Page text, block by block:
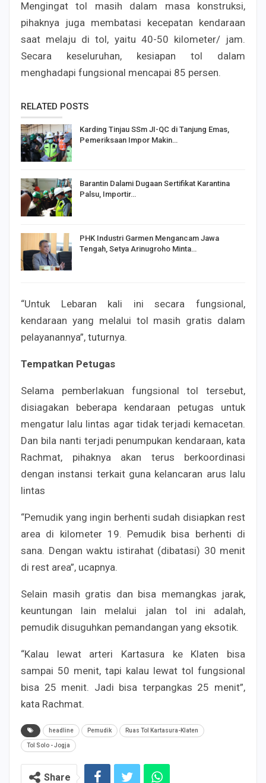
Mengingat tol masih dalam masa konstruksi,
pihaknya juga membatasi kecepatan kendaraan
saat melaju di tol, yaitu 40-50 kilometer/ jam.
Secara keseluruhan, kesiapan tol dalam
menghadapi fungsional mencapai 85 persen.
RELATED POSTS
Karding Tinjau SSm JI-QC di Tanjung Emas,
Pemeriksaan Impor Makin…
Barantin Dalami Dugaan Sertifikat Karantina
Palsu, Importir…
PHK Industri Garmen Mengancam Jawa
Tengah, Setya Arinugroho Minta…
“Untuk Lebaran kali ini secara fungsional,
kendaraan yang melalui tol masih gratis dalam
pelayanannya”, tuturnya.
Tempatkan Petugas
Selama pemberlakuan fungsional tol tersebut,
disiagakan beberapa kendaraan petugas untuk
mengatur lalu lintas agar tidak terjadi kemacetan.
Dan bila nanti terjadi penumpukan kendaraan, kata
Rachmat, pihaknya akan terus berkoordinasi
dengan instansi terkait guna kelancaran arus lalu
lintas
“Pemudik yang ingin berhenti sudah disiapkan rest
area di kilometer 19. Pemudik bisa berhenti di
sana. Dengan waktu istirahat (dibatasi) 30 menit
di rest area”, ucapnya.
Selain masih gratis dan bisa memangkas jarak,
keuntungan lain melalui jalan tol ini adalah,
pemudik disuguhkan pemandangan yang eksotik.
“Kalau lewat arteri Kartasura ke Klaten bisa
sampai 50 menit, tapi kalau lewat tol fungsional
bisa 25 menit. Jadi bisa terpangkas 25 menit”,
kata Rachmat.
headline Pemudik Ruas Tol Kartasura-Klaten
Tol Solo - Jogja
Share